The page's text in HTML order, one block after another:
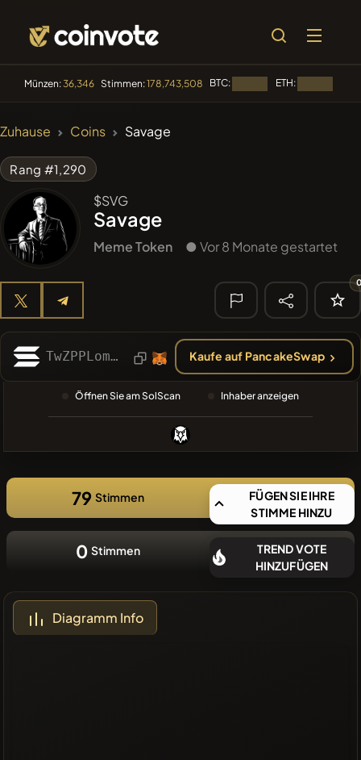
Münzen:36,346 Stimmen:178,743,508 BTC: ETH:
LIMOCOIN SWAP
#84
🔎
KÜRZLICHE
SUCHE
❌Keine
aktuellen
Münzen
Zuhause Coins Savage
Rang #1,290
$SVG
Savage
Meme Token ● Vor 8 Monate gestartet
TwZPPLomymGXXR2z9hERFxA6BfPH16jVyZKQ4DQmoon Kaufe auf PancakeSwap
Öffnen Sie am SolScan Inhaber anzeigen
79 Stimmen
FÜGEN SIE IHRE
STIMME HINZU
0 Stimmen
TREND VOTE
HINZUFÜGEN
Diagramm Info